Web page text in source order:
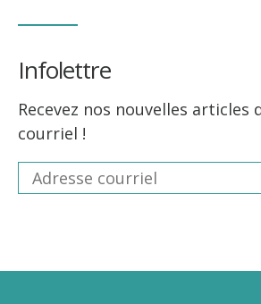
Infolettre
Recevez nos nouvelles articles
courriel !